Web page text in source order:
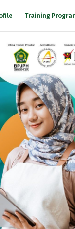
Training